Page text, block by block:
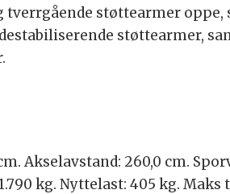
støttearmer
støttearmer,
Akselavstand: 260,0 cm.
kg. Nyttelast: 405 kg.